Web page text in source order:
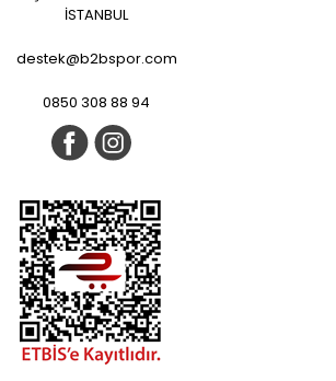
İSTANBUL
destek@b2bspor.com
0850 308 88 94